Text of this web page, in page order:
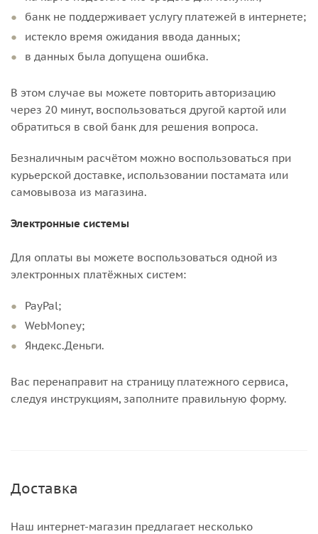
банк не поддерживает услугу платежей в интернете;
истекло время ожидания ввода данных;
в данных была допущена ошибка.
В этом случае вы можете повторить авторизацию
через 20 минут, воспользоваться другой картой или
обратиться в свой банк для решения вопроса.
Безналичным расчётом можно воспользоваться при
курьерской доставке, использовании постамата или
самовывоза из магазина.
Электронные системы
Для оплаты вы можете воспользоваться одной из
электронных платёжных систем:
PayPal;
WebMoney;
Яндекс.Деньги.
Вас перенаправит на страницу платежного сервиса,
следуя инструкциям, заполните правильную форму.
Доставка
Наш интернет-магазин предлагает несколько